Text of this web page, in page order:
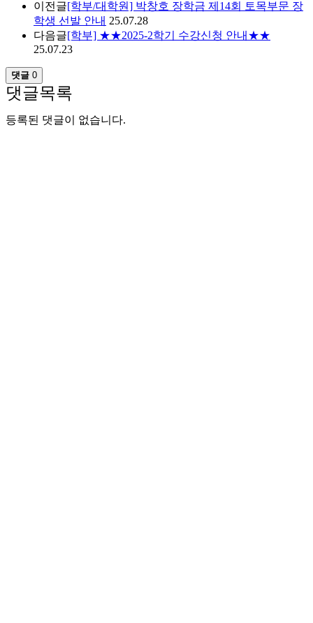
이전글[학부/대학원] 박창호 장학금 제14회 토목부문 장
학생 선발 안내 25.07.28
다음글[학부] ★★2025-2학기 수강신청 안내★★
25.07.23
댓글 0
댓글목록
등록된 댓글이 없습니다.